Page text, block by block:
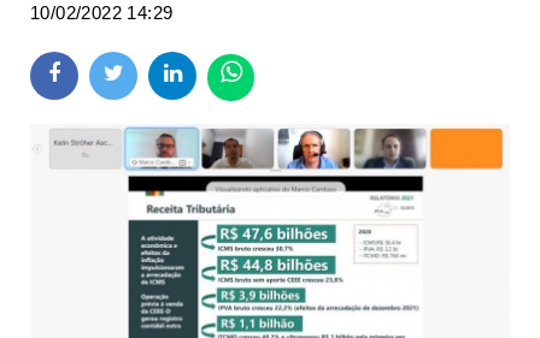
10/02/2022 14:29